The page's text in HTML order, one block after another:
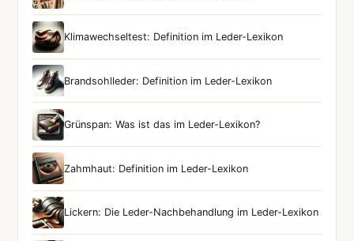
Klimawechseltest: Definition im Leder-Lexikon
Brandsohlleder: Definition im Leder-Lexikon
Grünspan: Was ist das im Leder-Lexikon?
Zahmhaut: Definition im Leder-Lexikon
Lickern: Die Leder-Nachbehandlung im Leder-Lexikon